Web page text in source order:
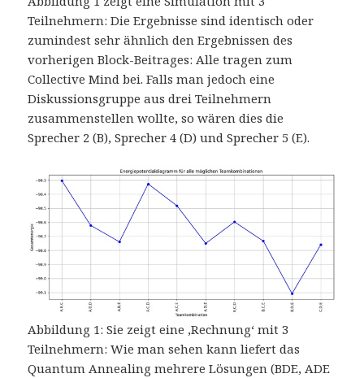
Teilnehmern: Die Ergebnisse sind identisch oder
zumindest sehr ähnlich den Ergebnissen des
vorherigen Block-Beitrages: Alle tragen zum
Collective Mind bei. Falls man jedoch eine
Diskussionsgruppe aus drei Teilnehmern
zusammenstellen wollte, so wären dies die
Sprecher 2 (B), Sprecher 4 (D) und Sprecher 5 (E).
Abbildung 1: Sie zeigt eine ‚Rechnung‘ mit 3
Teilnehmern: Wie man sehen kann liefert das
Quantum Annealing mehrere Lösungen (BDE, ADE